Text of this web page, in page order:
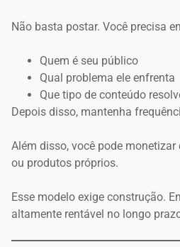
Não basta postar. Você precisa
Quem é seu público
Qual problema ele enfrenta
Que tipo de conteúdo
Depois disso, mantenha
Além disso, você pode
ou produtos próprios.
Esse modelo exige construção.
altamente rentável no longo